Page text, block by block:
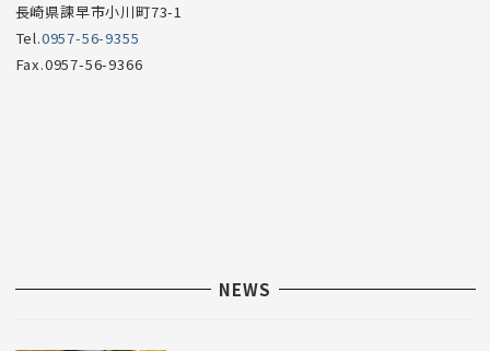
長崎県諫早市小川町73-1
Tel.0957-56-9355
Fax.0957-56-9366
NEWS